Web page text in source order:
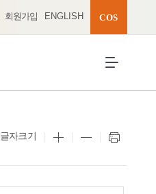
회원가입 ENGLISH COS
글자크기